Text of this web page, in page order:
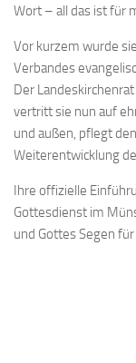
Wort – all das ist für
Vor kurzem wurde
Verbandes
Der
vertritt sie nun auf
und außen, pflegt
Weiterentwicklung
Ihre offizielle
Gottesdienst im
und Gottes Segen